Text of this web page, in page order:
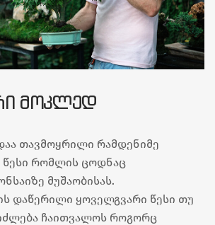
ᲛᲝᲙᲚᲔᲓ
თავმოყრილი რამდენიმე
წესი რომლის ცოდნაც
მუშაობისას.
დაწერილი ყოველგვარი წესი თუ
ჩაითვალოს როგორც